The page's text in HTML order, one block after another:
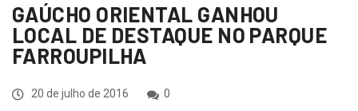
GAÚCHO ORIENTAL GANHOU
LOCAL DE DESTAQUE NO PARQUE
FARROUPILHA
20 de julho de 2016 0